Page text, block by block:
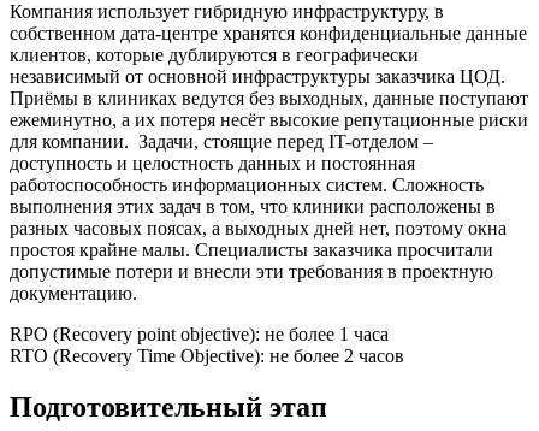
Компания использует гибридную инфраструктуру, в
собственном дата-центре хранятся конфиденциальные данные
клиентов, которые дублируются в географически
независимый от основной инфраструктуры заказчика ЦОД.
Приёмы в клиниках ведутся без выходных, данные поступают
ежеминутно, а их потеря несёт высокие репутационные риски
для компании. Задачи, стоящие перед IT-отделом –
доступность и целостность данных и постоянная
работоспособность информационных систем. Сложность
выполнения этих задач в том, что клиники расположены в
разных часовых поясах, а выходных дней нет, поэтому окна
простоя крайне малы. Специалисты заказчика просчитали
допустимые потери и внесли эти требования в проектную
документацию.
RPO (Recovery point objective): не более 1 часа
RTO (Recovery Time Objective): не более 2 часов
Подготовительный этап